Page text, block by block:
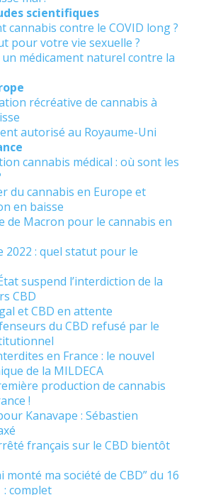
scientifiques
cannabis contre le COVID long ?
pour votre vie sexuelle ?
un médicament naturel contre la
récréative de cannabis à
autorisé au Royaume-Uni
cannabis médical : où sont les
du cannabis en Europe et
en baisse
de Macron pour le cannabis en
2022 : quel statut pour le
suspend l’interdiction de la
CBD
et CBD en attente
du CBD refusé par le
en France : le nouvel
de la MILDECA
production de cannabis
!
Kanavape : Sébastien
français sur le CBD bientôt
monté ma société de CBD” du 16
: complet